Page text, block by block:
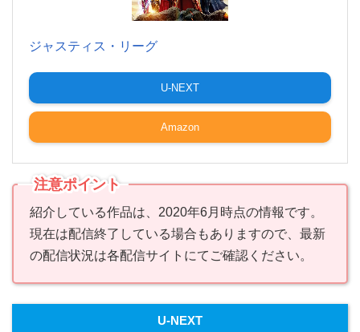
ジャスティス・リーグ
U-NEXT
Amazon
注意ポイント
紹介している作品は、2020年6月時点の情報です。
現在は配信終了している場合もありますので、最新
の配信状況は各配信サイトにてご確認ください。
U-NEXT